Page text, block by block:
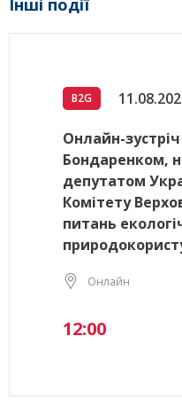
Інші події
B2G
Онлайн-
Бондаренком,
депутатом
Комітету
питань
Онлайн
12:00